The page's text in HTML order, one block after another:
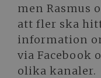
men Rasmus
att fler ska
information
via Facebook
olika kanaler.